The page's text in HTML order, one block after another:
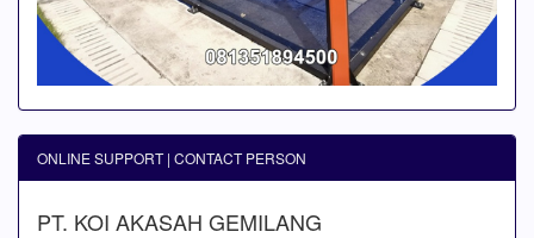
ONLINE SUPPORT | CONTACT PERSON
PT. KOI AKASAH GEMILANG